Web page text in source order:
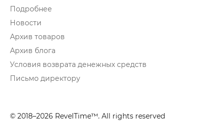
Подробнее
Новости
Архив товаров
Архив блога
Условия возврата денежных средств
Письмо директору
© 2018–2026 RevelTime™. All rights reserved